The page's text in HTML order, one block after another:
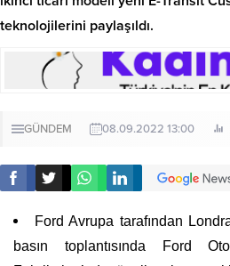
teknolojilerini paylaşıldı.
GÜNDEM 08.09.2022 13:00
Ford Avrupa tarafından
basın toplantısında Ford